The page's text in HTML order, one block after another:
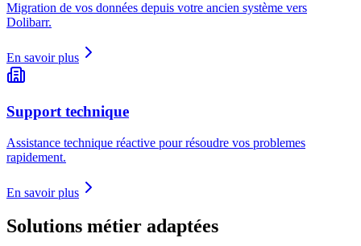
Migration de vos données depuis votre ancien système vers
Dolibarr.
En savoir plus
Support technique
Assistance technique réactive pour résoudre vos problemes
rapidement.
En savoir plus
Solutions métier adaptées